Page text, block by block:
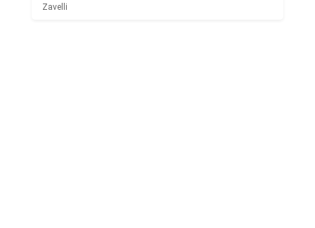
Zavelli